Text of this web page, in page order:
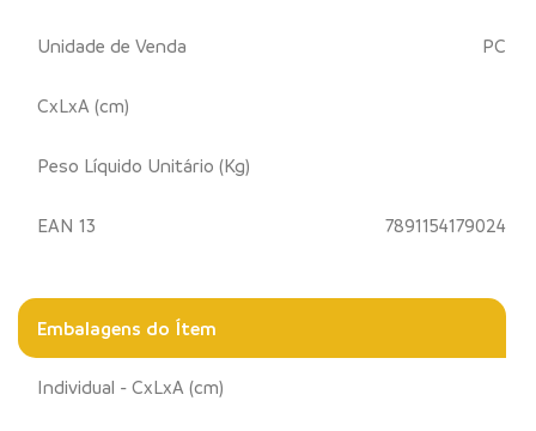
Unidade de Venda PC
CxLxA (cm)
Peso Líquido Unitário (Kg)
EAN 13 7891154179024
Embalagens do Ítem
Individual - CxLxA (cm)